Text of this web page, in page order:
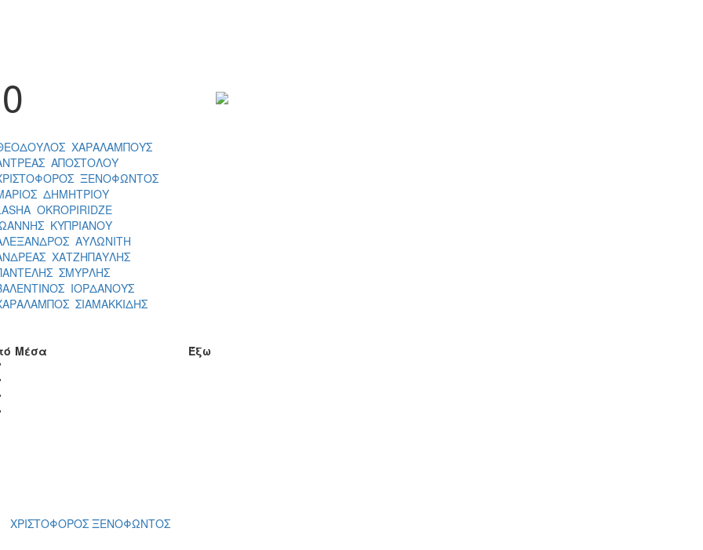
0
ΧΑΡΑΛΑΜΠΟΥΣ
ΑΠΟΣΤΟΛΟΥ
ΞΕΝΟΦΩΝΤΟΣ
ΔΗΜΗΤΡΙΟΥ
OKROPIRIDZE
ΚΥΠΡΙΑΝΟΥ
ΑΥΛΩΝΙΤΗ
ΧΑΤΖΗΠΑΥΛΗΣ
ΣΜΥΡΛΗΣ
ΙΟΡΔΑΝΟΥΣ
ΣΙΑΜΑΚΚΙΔΗΣ
Μέσα
Έξω
ΧΡΙΣΤΟΦΟΡΟΣ ΞΕΝΟΦΩΝΤΟΣ